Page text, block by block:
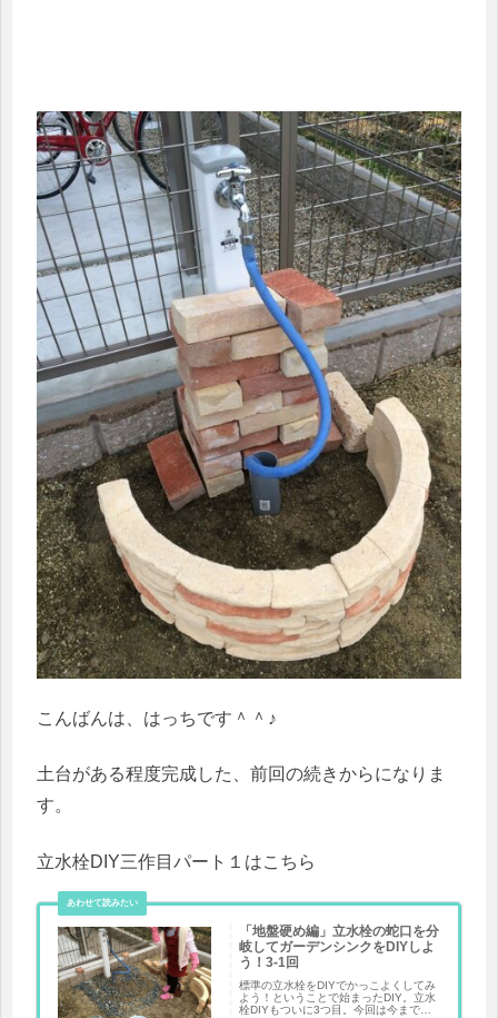
こんばんは、はっちです＾＾♪
土台がある程度完成した、前回の続きからになりま
す。
立水栓DIY三作目パート１はこちら
「地盤硬め編」立水栓の蛇口を分
岐してガーデンシンクをDIYしよ
う！3-1回
標準の立水栓をDIYでかっこよくしてみ
よう！ということで始まったDIY。立水
栓DIYもついに3つ目。今回は今までの